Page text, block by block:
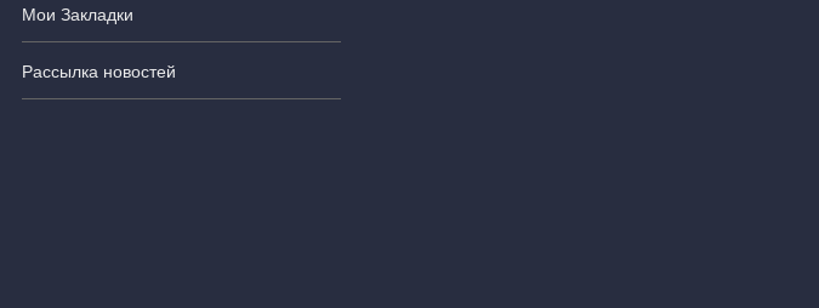
Мои Закладки
Рассылка новостей